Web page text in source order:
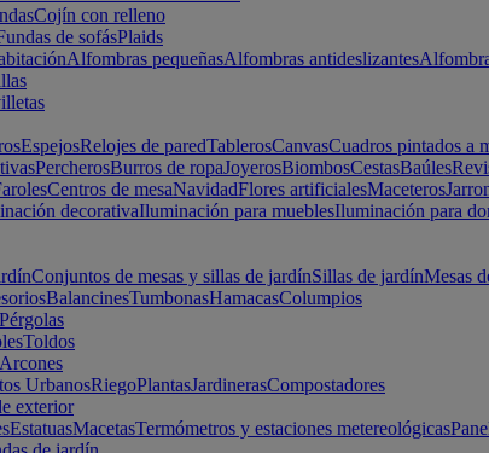
Cojín con relleno
de sofásPlaids
Alfombras pequeñasAlfombras antideslizantes
EspejosRelojes de paredTablerosCanvasCuadros pintados a
PercherosBurros de ropaJoyerosBiombosCestasBaúles
Centros de mesaNavidadFlores artificialesMaceteros
decorativaIluminación para mueblesIluminación para
Conjuntos de mesas y sillas de jardínSillas de jardínMesas
BalancinesTumbonasHamacasColumpios
Pérgolas
Toldos
Arcones
UrbanosRiegoPlantasJardinerasCompostadores
exterior
EstatuasMacetasTermómetros y estaciones metereológicas